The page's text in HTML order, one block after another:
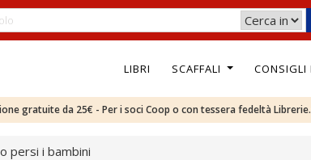
LIBRI SCAFFALI CONSIGLI
gratuite da 25€ - Per i soci Coop o con tessera fedeltà
persi i bambini